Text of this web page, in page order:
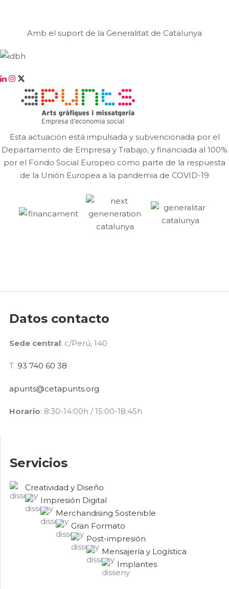
Amb el suport de la Generalitat de Catalunya
Esta actuación está impulsada y subvencionada por el
Departamento de Empresa y Trabajo, y financiada al 100%
por el Fondo Social Europeo como parte de la respuesta
de la Unión Europea a la pandemia de COVID-19
Datos contacto
Sede central: c/Perú, 140
T. 93 740 60 38
apunts@cetapunts.org
Horario: 8:30-14:00h / 15:00-18:45h
Servicios
Creatividad y Diseño
Impresión Digital
Merchandising Sostenible
Gran Formato
Post-impresión
Mensajería y Logística
Implantes